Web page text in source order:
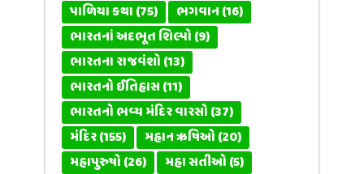
પાળિયા કથા(75) ભગવાન(16)
ભારતનાં અદભૂત શિલ્પો(9)
ભારતના રાજવંશો(13)
ભારતનો ઈતિહાસ(11)
ભારતનો ભવ્ય મંદિર વારસો(37)
મંદિર(155) મહાન ઋષિઓ(20)
મહાપુરુષો(26) મહા સતીઓ(5)